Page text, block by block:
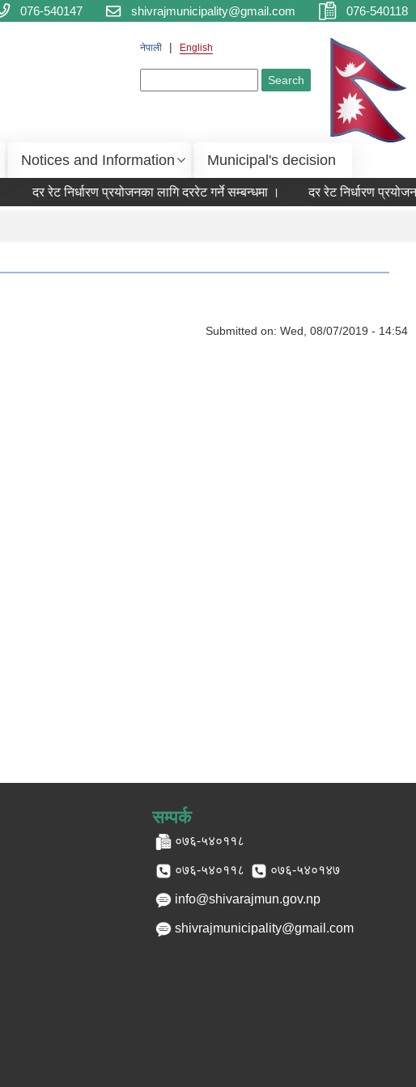
076-540147 shivrajmunicipality@gmail.com 076-540118
नेपाली English
Notices and Information Municipal's decision
दर रेट निर्धारण प्रयोजनका लागि दररेट गर्ने सम्बन्धमा । दर रेट निर्धारण
Submitted on: Wed, 08/07/2019 - 14:54
सम्पर्क
०७६-५४०११८
०७६-५४०११८ ०७६-५४०१४७
info@shivarajmun.gov.np
shivrajmunicipality@gmail.com